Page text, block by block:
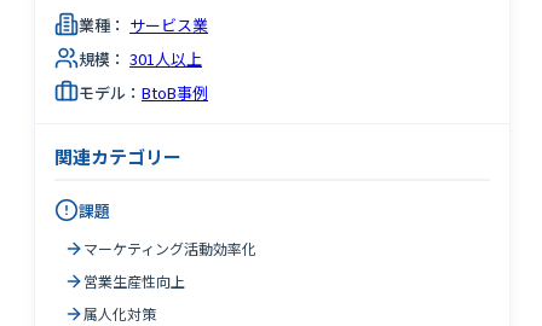
業種： サービス業
規模： 301人以上
モデル： BtoB事例
関連カテゴリー
課題
マーケティング活動効率化
営業生産性向上
属人化対策